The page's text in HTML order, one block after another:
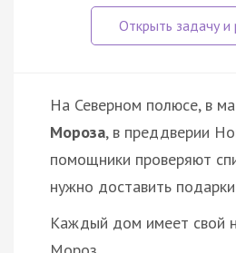
На Северном полюсе, в
Мороза, в преддверии
помощники проверяют
нужно доставить
Каждый дом имеет свой